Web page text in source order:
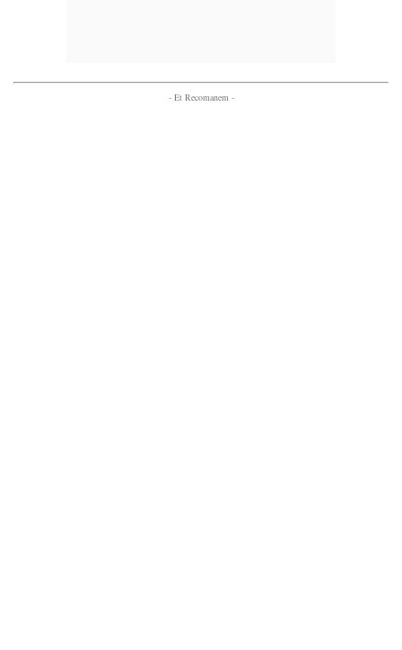
- Et Recomanem -